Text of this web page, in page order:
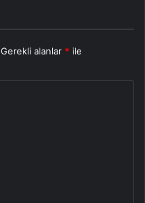
Gerekli alanlar * ile